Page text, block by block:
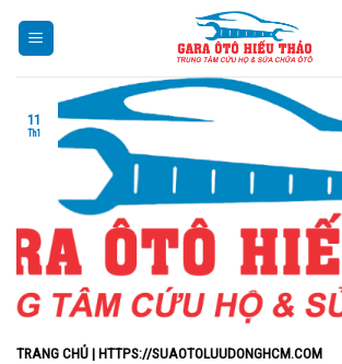
TRANG CHỦ | HTTPS://SUAOTOLUUDONGHCM.COM
11
Th1